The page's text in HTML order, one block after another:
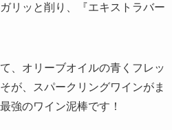
リッと削り、『エキストラバー
、オリーブオイルの青くフレッ
が、スパークリングワインがま
強のワイン泥棒です！